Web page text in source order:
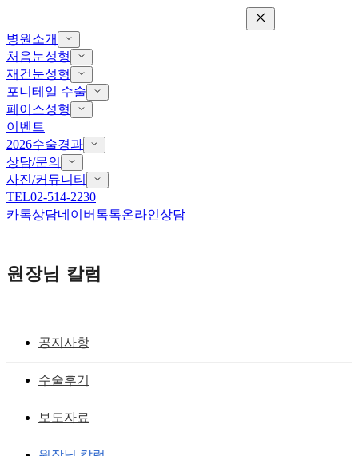
병원소개
처음눈성형
재건눈성형
포니테일 수술
페이스성형
이벤트
2026수술경과
상담/문의
사진/커뮤니티
TEL02-514-2230
카톡상담네이버톡톡온라인상담
원장님 칼럼
공지사항
수술후기
보도자료
무턱성형으로 사각턱라인까지 교정
황성호 원장 작성일